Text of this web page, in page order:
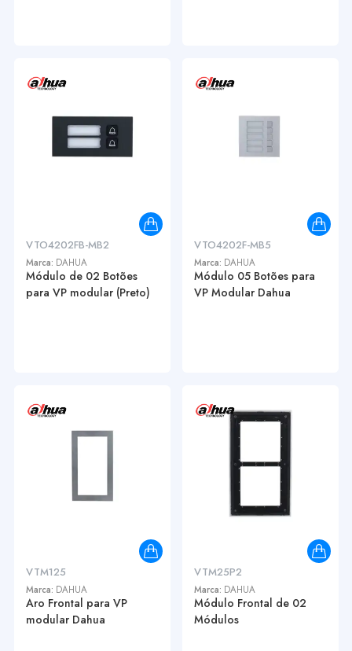
VTO4202FB-MB2
Marca: DAHUA
Módulo de 02 Botões
para VP modular (Preto)
VTO4202F-MB5
Marca: DAHUA
Módulo 05 Botões para
VP Modular Dahua
VTM125
Marca: DAHUA
Aro Frontal para VP
modular Dahua
VTM25P2
Marca: DAHUA
Módulo Frontal de 02
Módulos